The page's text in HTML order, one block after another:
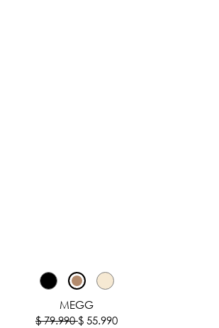
MEGG
$ 79.990$ 55.990